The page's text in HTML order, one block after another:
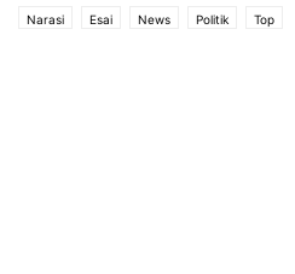
Narasi Esai News Politik Top